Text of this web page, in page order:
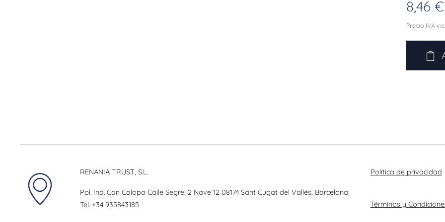
8,46 €
Precio IVA
RENANIA TRUST, S.L.
Pol. Ind. Can Calopa Calle Segre, 2 Nave 12 08174 Sant Cugat del Vallés, Barcelona
Tel.+34 935843185
Política de privacidad
Términos y